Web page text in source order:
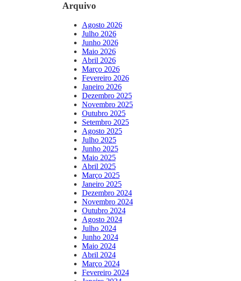
Arquivo
Agosto 2026
Julho 2026
Junho 2026
Maio 2026
Abril 2026
Março 2026
Fevereiro 2026
Janeiro 2026
Dezembro 2025
Novembro 2025
Outubro 2025
Setembro 2025
Agosto 2025
Julho 2025
Junho 2025
Maio 2025
Abril 2025
Março 2025
Janeiro 2025
Dezembro 2024
Novembro 2024
Outubro 2024
Agosto 2024
Julho 2024
Junho 2024
Maio 2024
Abril 2024
Março 2024
Fevereiro 2024